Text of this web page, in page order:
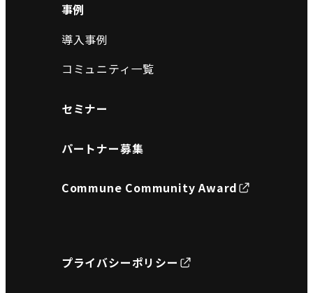
事例
導入事例
コミュニティ一覧
セミナー
パートナー募集
Commune Community Award
プライバシーポリシー